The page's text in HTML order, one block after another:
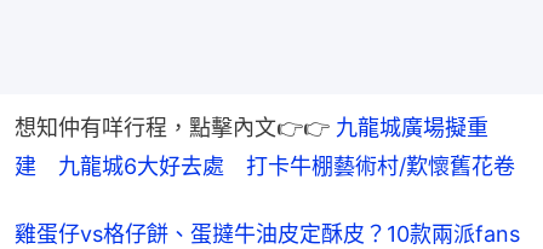
想知仲有咩行程，點擊內文👉👉 九龍城廣場擬重
建　九龍城6大好去處　打卡牛棚藝術村/歎懷舊花卷
雞蛋仔vs格仔餅、蛋撻牛油皮定酥皮？10款兩派fans